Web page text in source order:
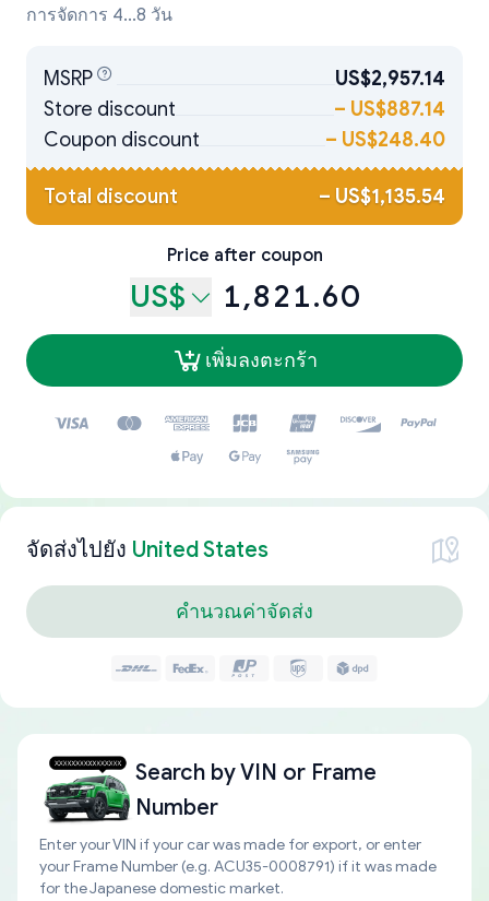
การจัดการ 4...8 วัน
MSRP
US$2,957.14
Store discount
– US$887.14
Coupon discount
– US$248.40
Total discount – US$1,135.54
Price after coupon
US$ 1,821.60
เพิ่มลงตะกร้า
จัดส่งไปยัง United States
คำนวณค่าจัดส่ง
Search byVIN or Frame
Number
Enter your VIN if your car was made for export, or enter
your Frame Number (e.g. ACU35-0008791) if it was made
for the Japanese domestic market.